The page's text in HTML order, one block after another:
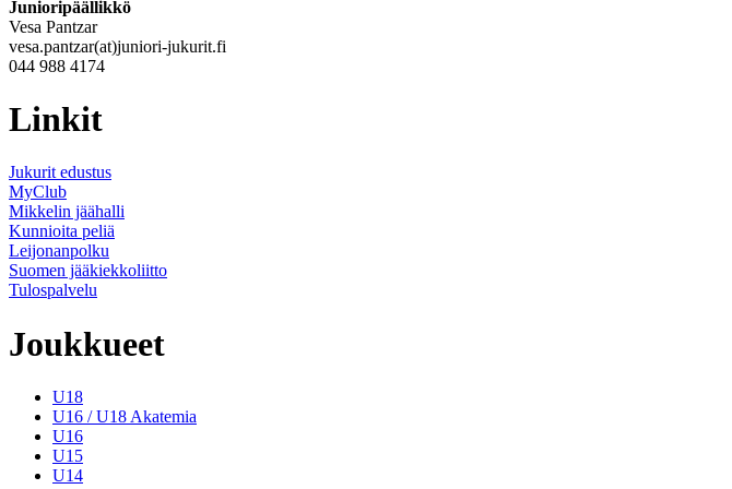
Junioripäällikkö
Vesa Pantzar
vesa.pantzar(at)juniori-jukurit.fi
044 988 4174
Linkit
Jukurit edustus
MyClub
Mikkelin jäähalli
Kunnioita peliä
Leijonanpolku
Suomen jääkiekkoliitto
Tulospalvelu
Joukkueet
U18
U16 / U18 Akatemia
U16
U15
U14